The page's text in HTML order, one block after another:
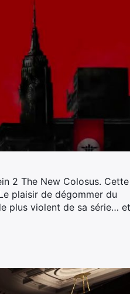
2 The New Colosus. Cette
plaisir de dégommer du
plus violent de sa série… et